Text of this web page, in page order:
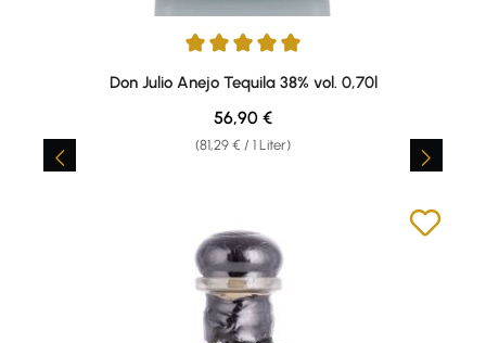
Durchschnittliche Bewertung von 4.91 von 5 Sternen
Don Julio Anejo Tequila 38% vol. 0,70l
(81,29 € / 1 Liter)
Regulärer Preis:
56,90 €